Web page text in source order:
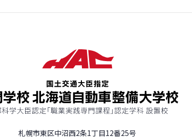
札幌市東区中沼西2条1丁目12番25号